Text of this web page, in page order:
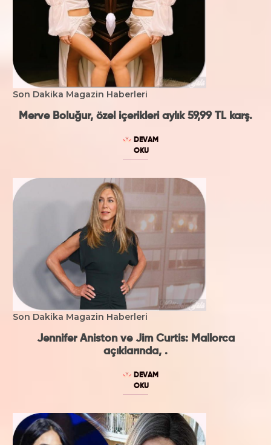
Son Dakika Magazin Haberleri
Merve Boluğur, özel içerikleri aylık 59,99 TL karş.
DEVAM
OKU
Son Dakika Magazin Haberleri
Jennifer Aniston ve Jim Curtis: Mallorca
açıklarında, .
DEVAM
OKU